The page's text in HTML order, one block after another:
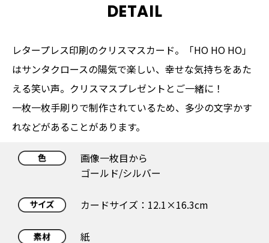
DETAIL
レタープレス印刷のクリスマスカード。「HO HO HO」
はサンタクロースの陽気で楽しい、幸せな気持ちをあた
える笑い声。クリスマスプレゼントとご一緒に！
一枚一枚手刷りで制作されているため、多少の文字かす
れなどがあることがあります。
画像一枚目から
ゴールド/シルバー
カードサイズ：12.1×16.3cm
紙